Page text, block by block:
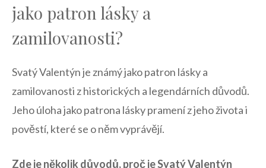
jako patron⁢ lásky a​
zamilovanosti?
Svatý Valentýn je známý jako patron⁤ lásky a‌
zamilovanosti z historických a legendárních důvodů.
Jeho úloha jako patrona lásky pramení z jeho života i
pověstí, ​které se o něm vyprávějí.
Zde je několik důvodů, proč je Svatý Valentýn